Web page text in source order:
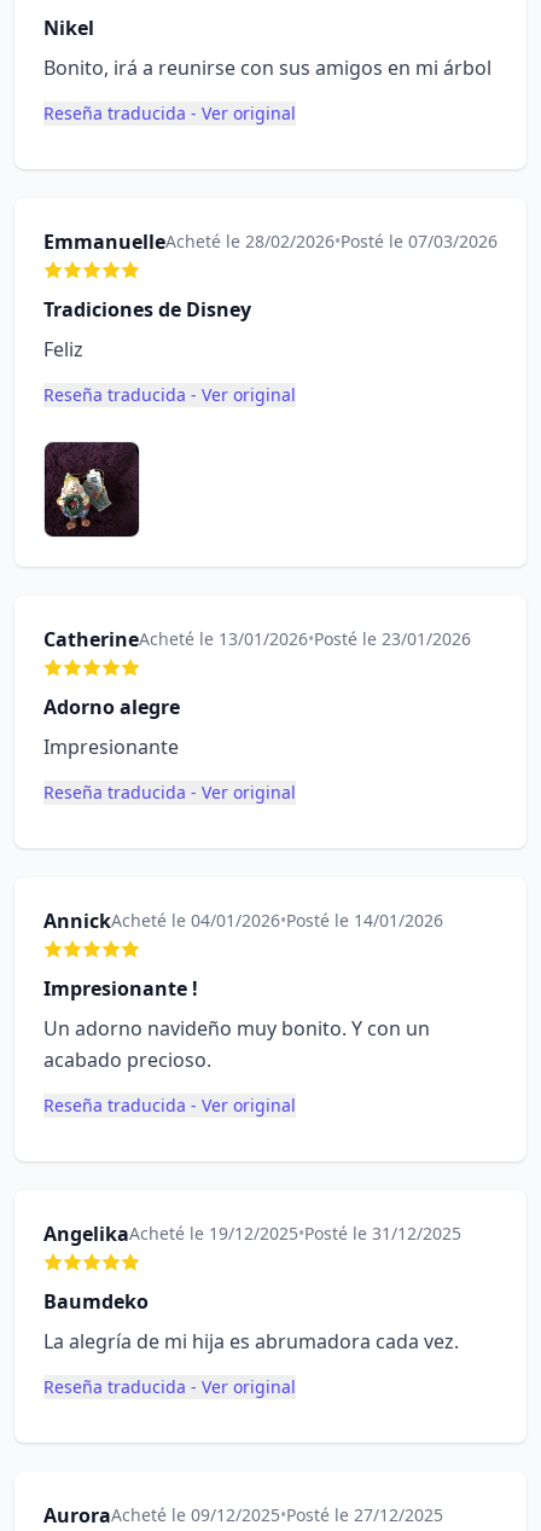
Nikel
Bonito, irá a reunirse con sus amigos en mi árbol
Reseña traducida - Ver original
EmmanuelleAcheté le 28/02/2026•Posté le 07/03/2026
Tradiciones de Disney
Feliz
Reseña traducida - Ver original
CatherineAcheté le 13/01/2026•Posté le 23/01/2026
Adorno alegre
Impresionante
Reseña traducida - Ver original
AnnickAcheté le 04/01/2026•Posté le 14/01/2026
Impresionante !
Un adorno navideño muy bonito. Y con un
acabado precioso.
Reseña traducida - Ver original
AngelikaAcheté le 19/12/2025•Posté le 31/12/2025
Baumdeko
La alegría de mi hija es abrumadora cada vez.
Reseña traducida - Ver original
AuroraAcheté le 09/12/2025•Posté le 27/12/2025